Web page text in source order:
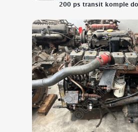
200 ps transit komple